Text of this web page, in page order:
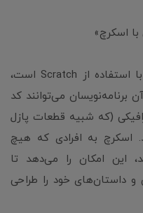
اسکرچ»
این دوره مقدمه‌ای بر برنامه‌نویسی با استفاده از Scratch است،
برنامه‌نویسان می‌توانند کد
(که شبیه قطعات پازل
اسکرچ به افرادی که هیچ
این امکان را می‌دهد تا
و داستان‌های خود را طراحی